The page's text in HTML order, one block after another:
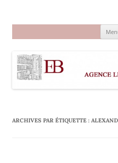
ARCHIVES PAR ÉTIQUETTE :